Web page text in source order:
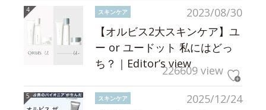
2023/08/30
スキンケア
【オルビス2大スキンケア】ユ
ー or ユードット 私にはどっ
ち？｜Editor’s view226609 view
2025/12/24
スキンケア